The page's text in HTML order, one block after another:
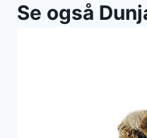
Se også